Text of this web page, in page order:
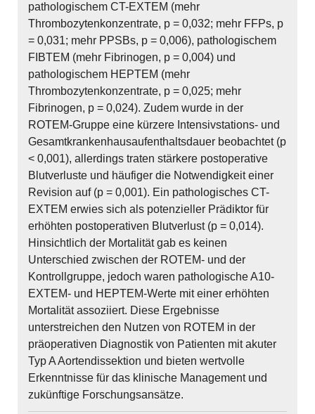
pathologischem CT-EXTEM (mehr
Thrombozytenkonzentrate, p = 0,032; mehr FFPs, p
= 0,031; mehr PPSBs, p = 0,006), pathologischem
FIBTEM (mehr Fibrinogen, p = 0,004) und
pathologischem HEPTEM (mehr
Thrombozytenkonzentrate, p = 0,025; mehr
Fibrinogen, p = 0,024). Zudem wurde in der
ROTEM-Gruppe eine kürzere Intensivstations- und
Gesamtkrankenhausaufenthaltsdauer beobachtet (p
< 0,001), allerdings traten stärkere postoperative
Blutverluste und häufiger die Notwendigkeit einer
Revision auf (p = 0,001). Ein pathologisches CT-
EXTEM erwies sich als potenzieller Prädiktor für
erhöhten postoperativen Blutverlust (p = 0,014).
Hinsichtlich der Mortalität gab es keinen
Unterschied zwischen der ROTEM- und der
Kontrollgruppe, jedoch waren pathologische A10-
EXTEM- und HEPTEM-Werte mit einer erhöhten
Mortalität assoziiert. Diese Ergebnisse
unterstreichen den Nutzen von ROTEM in der
präoperativen Diagnostik von Patienten mit akuter
Typ A Aortendissektion und bieten wertvolle
Erkenntnisse für das klinische Management und
zukünftige Forschungsansätze.